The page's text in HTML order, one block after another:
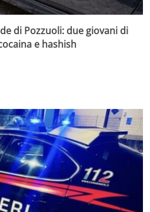
di Pozzuoli: due giovani di
e hashish